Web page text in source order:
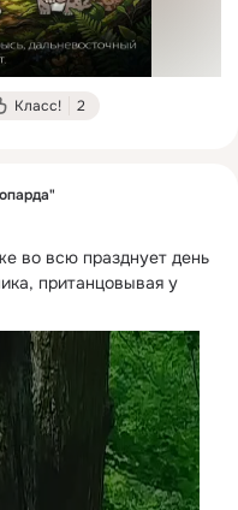
Класс! 2
во всю празднует день
пританцовывая у